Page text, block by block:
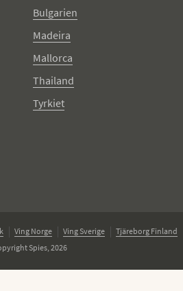
Bulgarien
Madeira
Mallorca
Thailand
Tyrkiet
Ving Norge Ving Sverige
Tjäreborg Finland
Spies, 2026